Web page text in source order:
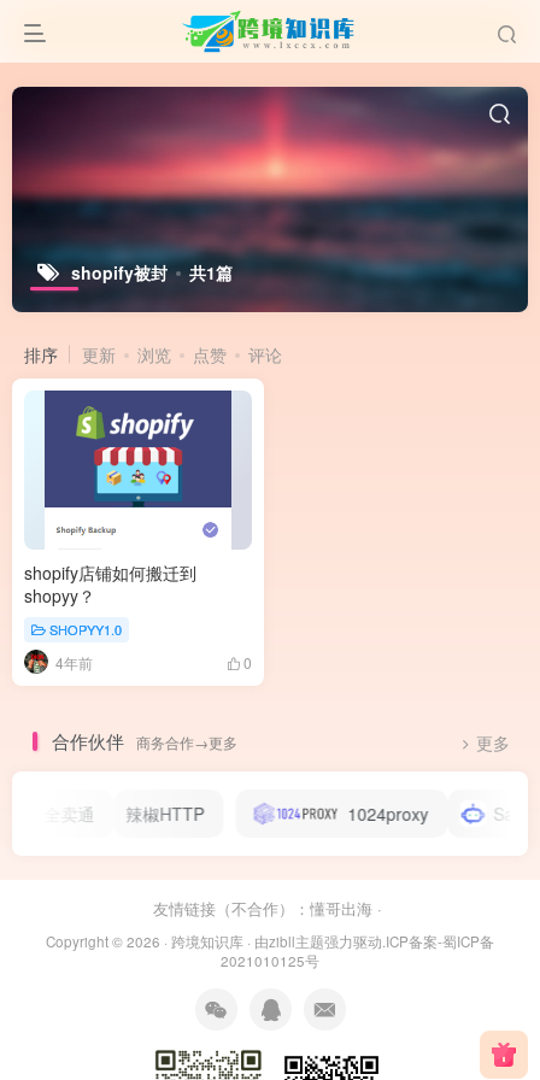
shopify被封 共1篇
排序 更新 浏览 点赞 评论
shopify店铺如何搬迁到
shopyy？
SHOPYY1.0
4年前 0
合作伙伴 商务合作→更多 更多
全卖通 辣椒HTTP 1024proxy
友情链接（不合作）： 懂哥出海 ·
Copyright © 2026 · 跨境知识库 · 由zibll主题强力驱动.ICP备案-蜀ICP备
2021010125号